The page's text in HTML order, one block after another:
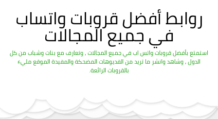
روابط أفضل قروبات واتساب
في جميع المجالات
استمتع بأفضل قروبات واتس اب في جميع المجالات ، وتعارف مع بنات وشباب من كل
الدول ، وشاهد وانشر ما تريد من الفديوهات المضحكة والمفيدة الموقع مليء
بالقروبات الرائعة.